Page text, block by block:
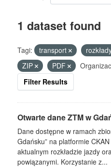
1 dataset found
Tagi: transport
ZIP
PDF
Filter Results
Otwarte dane ZTM w
Dane dostępne w ramach
Gdańsku” na platformie
aktualnym rozkładzie jazdy
powiązanymi. Korzystanie z...